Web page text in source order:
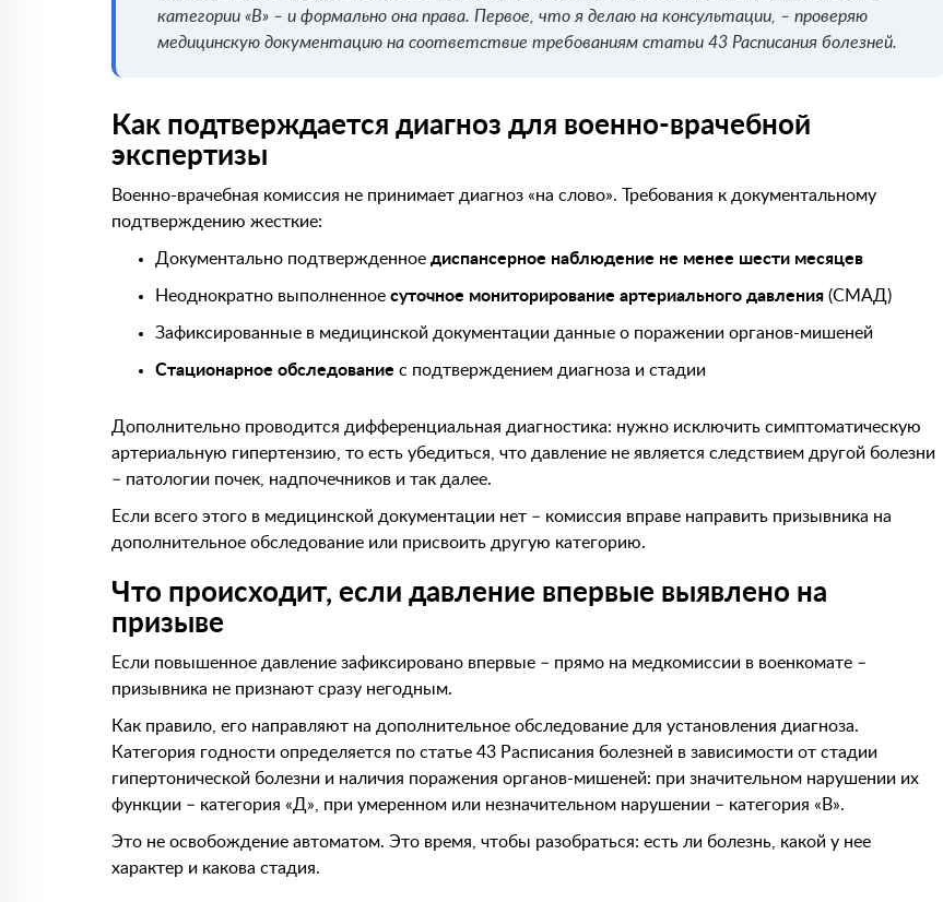
категории «В» – и формально она права. Первое, что я делаю на консультации, – проверяю
медицинскую документацию на соответствие требованиям статьи 43 Расписания болезней.
Как подтверждается диагноз для военно-врачебной
экспертизы
Военно-врачебная комиссия не принимает диагноз «на слово». Требования к документальному
подтверждению жесткие:
Документально подтвержденное диспансерное наблюдение не менее шести месяцев
Неоднократно выполненное суточное мониторирование артериального давления (СМАД)
Зафиксированные в медицинской документации данные о поражении органов-мишеней
Стационарное обследование с подтверждением диагноза и стадии
Дополнительно проводится дифференциальная диагностика: нужно исключить симптоматическую
артериальную гипертензию, то есть убедиться, что давление не является следствием другой болезни
– патологии почек, надпочечников и так далее.
Если всего этого в медицинской документации нет – комиссия вправе направить призывника на
дополнительное обследование или присвоить другую категорию.
Что происходит, если давление впервые выявлено на
призыве
Если повышенное давление зафиксировано впервые – прямо на медкомиссии в военкомате –
призывника не признают сразу негодным.
Как правило, его направляют на дополнительное обследование для установления диагноза.
Категория годности определяется по статье 43 Расписания болезней в зависимости от стадии
гипертонической болезни и наличия поражения органов-мишеней: при значительном нарушении их
функции – категория «Д», при умеренном или незначительном нарушении – категория «В».
Это не освобождение автоматом. Это время, чтобы разобраться: есть ли болезнь, какой у нее
характер и какова стадия.